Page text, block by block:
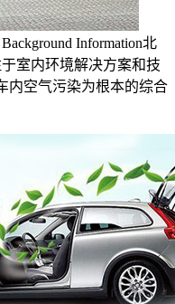
Information北
室内环境解决方案和技
内空气污染为根本的综合